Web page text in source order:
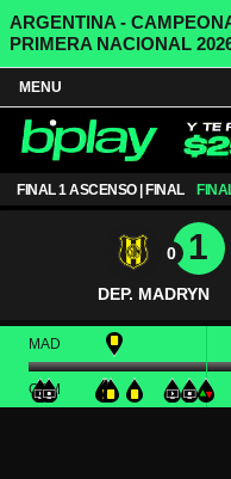
ARGENTINA -
PRIMERA NACIONAL
MENU
FINAL 1 ASCENSO | FINAL
DEP. MADRYN
0 1
MAD
GEM